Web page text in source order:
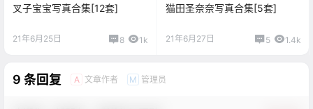
叉子宝宝写真合集[12套]
21年6月25日 8 1k
猫田圣奈奈写真合集[5套]
21年6月27日 5 1.4k
9 条回复 A 文章作者 M 管理员